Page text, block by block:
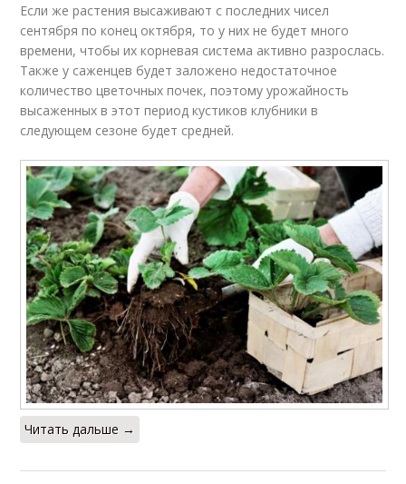
Если же растения высаживают с последних чисел
сентября по конец октября, то у них не будет много
времени, чтобы их корневая система активно разрослась.
Также у саженцев будет заложено недостаточное
количество цветочных почек, поэтому урожайность
высаженных в этот период кустиков клубники в
следующем сезоне будет средней.
Читать дальше →